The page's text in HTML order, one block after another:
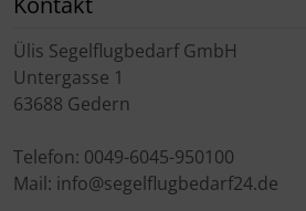
Ülis Segelflugbedarf GmbH
Untergasse 1
63688 Gedern
Telefon: 0049-6045-950100
Mail: info@segelflugbedarf24.de